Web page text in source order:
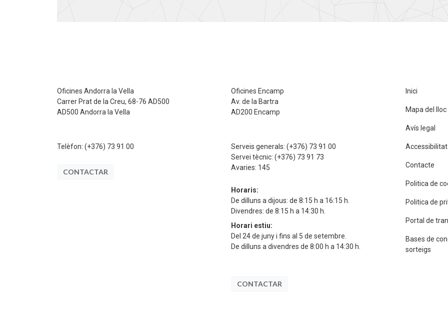
Oficines Andorra la Vella
Carrer Prat de la Creu, 68-76 AD500
AD500 Andorra la Vella
Telèfon: (+376) 73 91 00
CONTACTAR
Oficines Encamp
Av. de la Bartra
AD200 Encamp
Serveis generals:(+376) 73 91 00
Servei tècnic:(+376) 73 91 73
Avaries: 145
Horaris:
De dilluns a dijous: de 8:15 h a 16:15 h.
Divendres: de 8:15 h a 14:30 h.
Horari estiu:
Del 24 de juny i fins al 5 de setembre.
De dilluns a divendres de 8:00 h a 14:30 h.
CONTACTAR
Inici
Mapa del lloc
Avís legal
Accessibilitat
Contacte
Politica de
Politica de
Portal de
Bases de
sorteigs